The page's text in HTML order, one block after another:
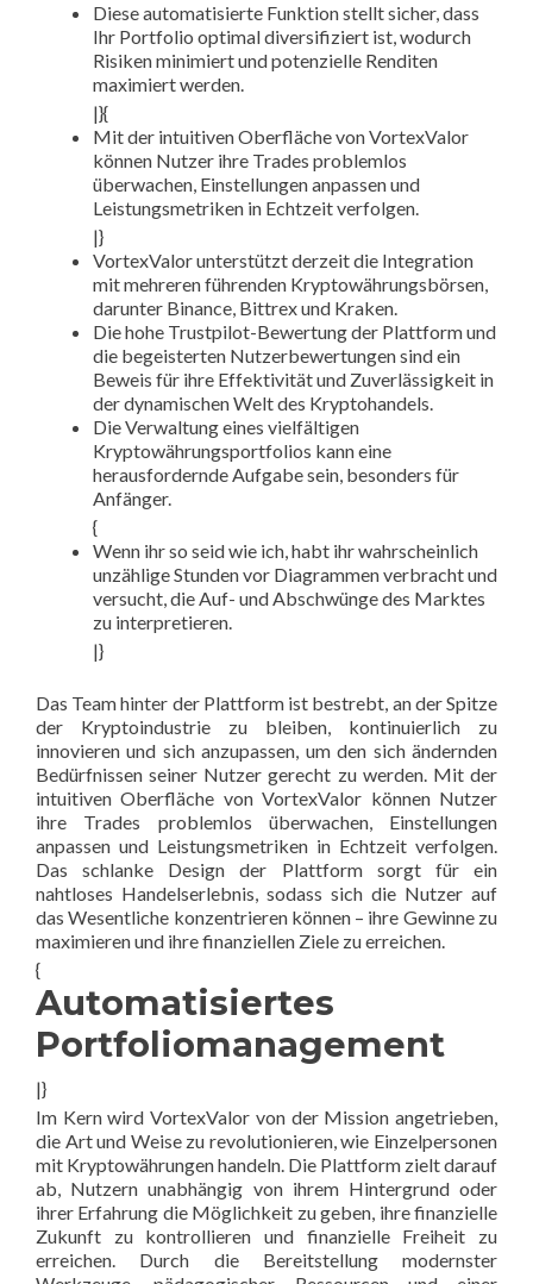
Diese automatisierte Funktion stellt sicher, dass
Ihr Portfolio optimal diversifiziert ist, wodurch
Risiken minimiert und potenzielle Renditen
maximiert werden.
|}{
Mit der intuitiven Oberfläche von VortexValor
können Nutzer ihre Trades problemlos
überwachen, Einstellungen anpassen und
Leistungsmetriken in Echtzeit verfolgen.
|}
VortexValor unterstützt derzeit die Integration
mit mehreren führenden Kryptowährungsbörsen,
darunter Binance, Bittrex und Kraken.
Die hohe Trustpilot-Bewertung der Plattform und
die begeisterten Nutzerbewertungen sind ein
Beweis für ihre Effektivität und Zuverlässigkeit in
der dynamischen Welt des Kryptohandels.
Die Verwaltung eines vielfältigen
Kryptowährungsportfolios kann eine
herausfordernde Aufgabe sein, besonders für
Anfänger.
{
Wenn ihr so seid wie ich, habt ihr wahrscheinlich
unzählige Stunden vor Diagrammen verbracht und
versucht, die Auf- und Abschwünge des Marktes
zu interpretieren.
|}
Das Team hinter der Plattform ist bestrebt, an der Spitze
der Kryptoindustrie zu bleiben, kontinuierlich zu
innovieren und sich anzupassen, um den sich ändernden
Bedürfnissen seiner Nutzer gerecht zu werden. Mit der
intuitiven Oberfläche von VortexValor können Nutzer
ihre Trades problemlos überwachen, Einstellungen
anpassen und Leistungsmetriken in Echtzeit verfolgen.
Das schlanke Design der Plattform sorgt für ein
nahtloses Handelserlebnis, sodass sich die Nutzer auf
das Wesentliche konzentrieren können – ihre Gewinne zu
maximieren und ihre finanziellen Ziele zu erreichen.
{
Automatisiertes
Portfoliomanagement
|}
Im Kern wird VortexValor von der Mission angetrieben,
die Art und Weise zu revolutionieren, wie Einzelpersonen
mit Kryptowährungen handeln. Die Plattform zielt darauf
ab, Nutzern unabhängig von ihrem Hintergrund oder
ihrer Erfahrung die Möglichkeit zu geben, ihre finanzielle
Zukunft zu kontrollieren und finanzielle Freiheit zu
erreichen. Durch die Bereitstellung modernster